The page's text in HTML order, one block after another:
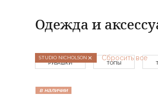
Одежда и
STUDIO NICHOLSON Сбросить все
РУБАШКИ ТОПЫ
в наличии